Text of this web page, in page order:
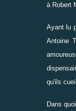
à Robert
Ayant lu
Antoine
qu'ils
Dans